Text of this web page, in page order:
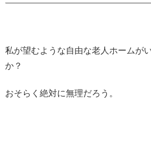
私が望むような自由な老人ホームが
か？
おそらく絶対に無理だろう。